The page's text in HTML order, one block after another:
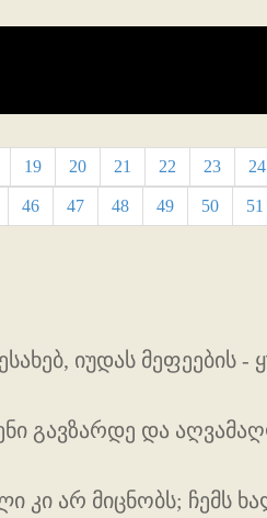
19 20 21 22 23 24
46 47 48 49 50 51
იუდას მეფეების -
გავზარდე და
კი არ მიცნობს; ჩემს